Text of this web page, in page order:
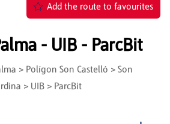
Add the route to favourites
- UIB - ParcBit
> Polígon Son Castelló > Son
> UIB > ParcBit